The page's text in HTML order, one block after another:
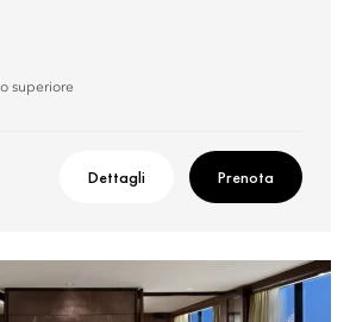
superiore
Dettagli Prenota